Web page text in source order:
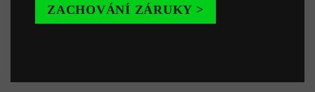
ZACHOVÁNÍ ZÁRUKY >